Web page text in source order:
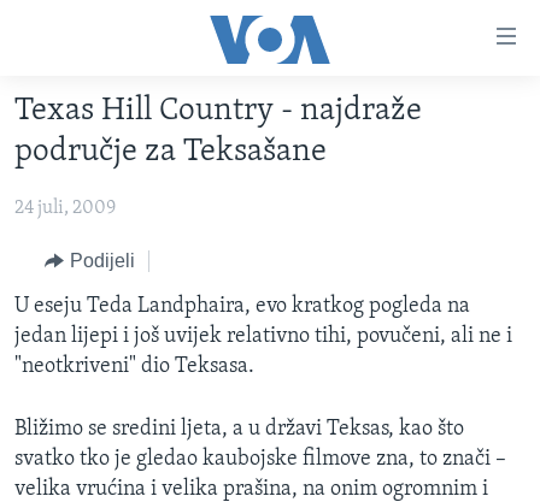
glavni
sadržaj
Pređi
na
navigaciju
Idi
na
pretragu
VIDEO
FOTOGRAFIJE DANA
VIJESTI
SJEDINJENE AMERIČKE DRŽAVE
BOSNA I HERCEGOVINA
NAUKA I TEHNOLOGIJA
SPECIJALNI PROJEKTI
SLOBODA MEDIJA
ŽENSKA STRANA
Texas Hill Country - najdraže
područje za Teksašane
24 juli, 2009
Podijeli
U eseju Teda Landphaira, evo kratkog pogleda na
jedan lijepi i još uvijek relativno tihi, povučeni, ali ne i
"neotkriveni" dio Teksasa.
Bližimo se sredini ljeta, a u državi Teksas, kao što
svatko tko je gledao kaubojske filmove zna, to znači –
velika vrućina i velika prašina, na onim ogromnim i